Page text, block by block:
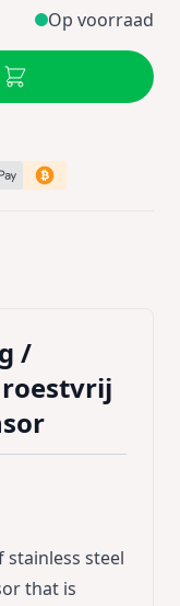
Op voorraad
/
steel
that is